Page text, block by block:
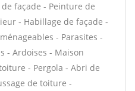
façade - Peinture de
- Habillage de façade -
- Parasites -
- Ardoises - Maison
- Pergola - Abri de
de toiture -